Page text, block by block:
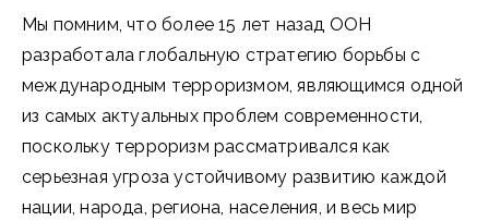
Мы помним, что более 15 лет назад ООН
разработала глобальную стратегию борьбы с
международным терроризмом, являющимся одной
из самых актуальных проблем современности,
поскольку терроризм рассматривался как
серьезная угроза устойчивому развитию каждой
нации, народа, региона, населения, и весь мир